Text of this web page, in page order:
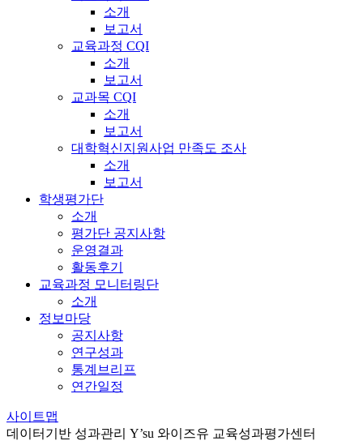
소개
보고서
교육과정 CQI
소개
보고서
교과목 CQI
소개
보고서
대학혁신지원사업 만족도 조사
소개
보고서
학생평가단
소개
평가단 공지사항
운영결과
활동후기
교육과정 모니터링단
소개
정보마당
공지사항
연구성과
통계브리프
연간일정
사이트맵
데이터기반 성과관리 Y’su 와이즈유 교육성과평가센터